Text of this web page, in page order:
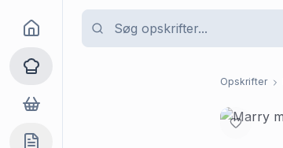
Goma
Opskrifter
Dagligvarer
Opskrifter